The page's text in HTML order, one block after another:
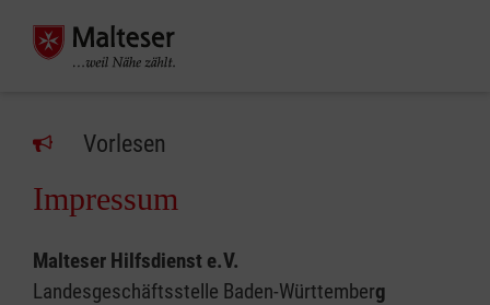
Vorlesen
Impressum
Malteser Hilfsdienst e.V.
Landesgeschäftsstelle Baden-Württemberg